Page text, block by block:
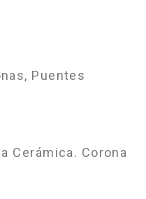
Puentes
Cerámica. Corona